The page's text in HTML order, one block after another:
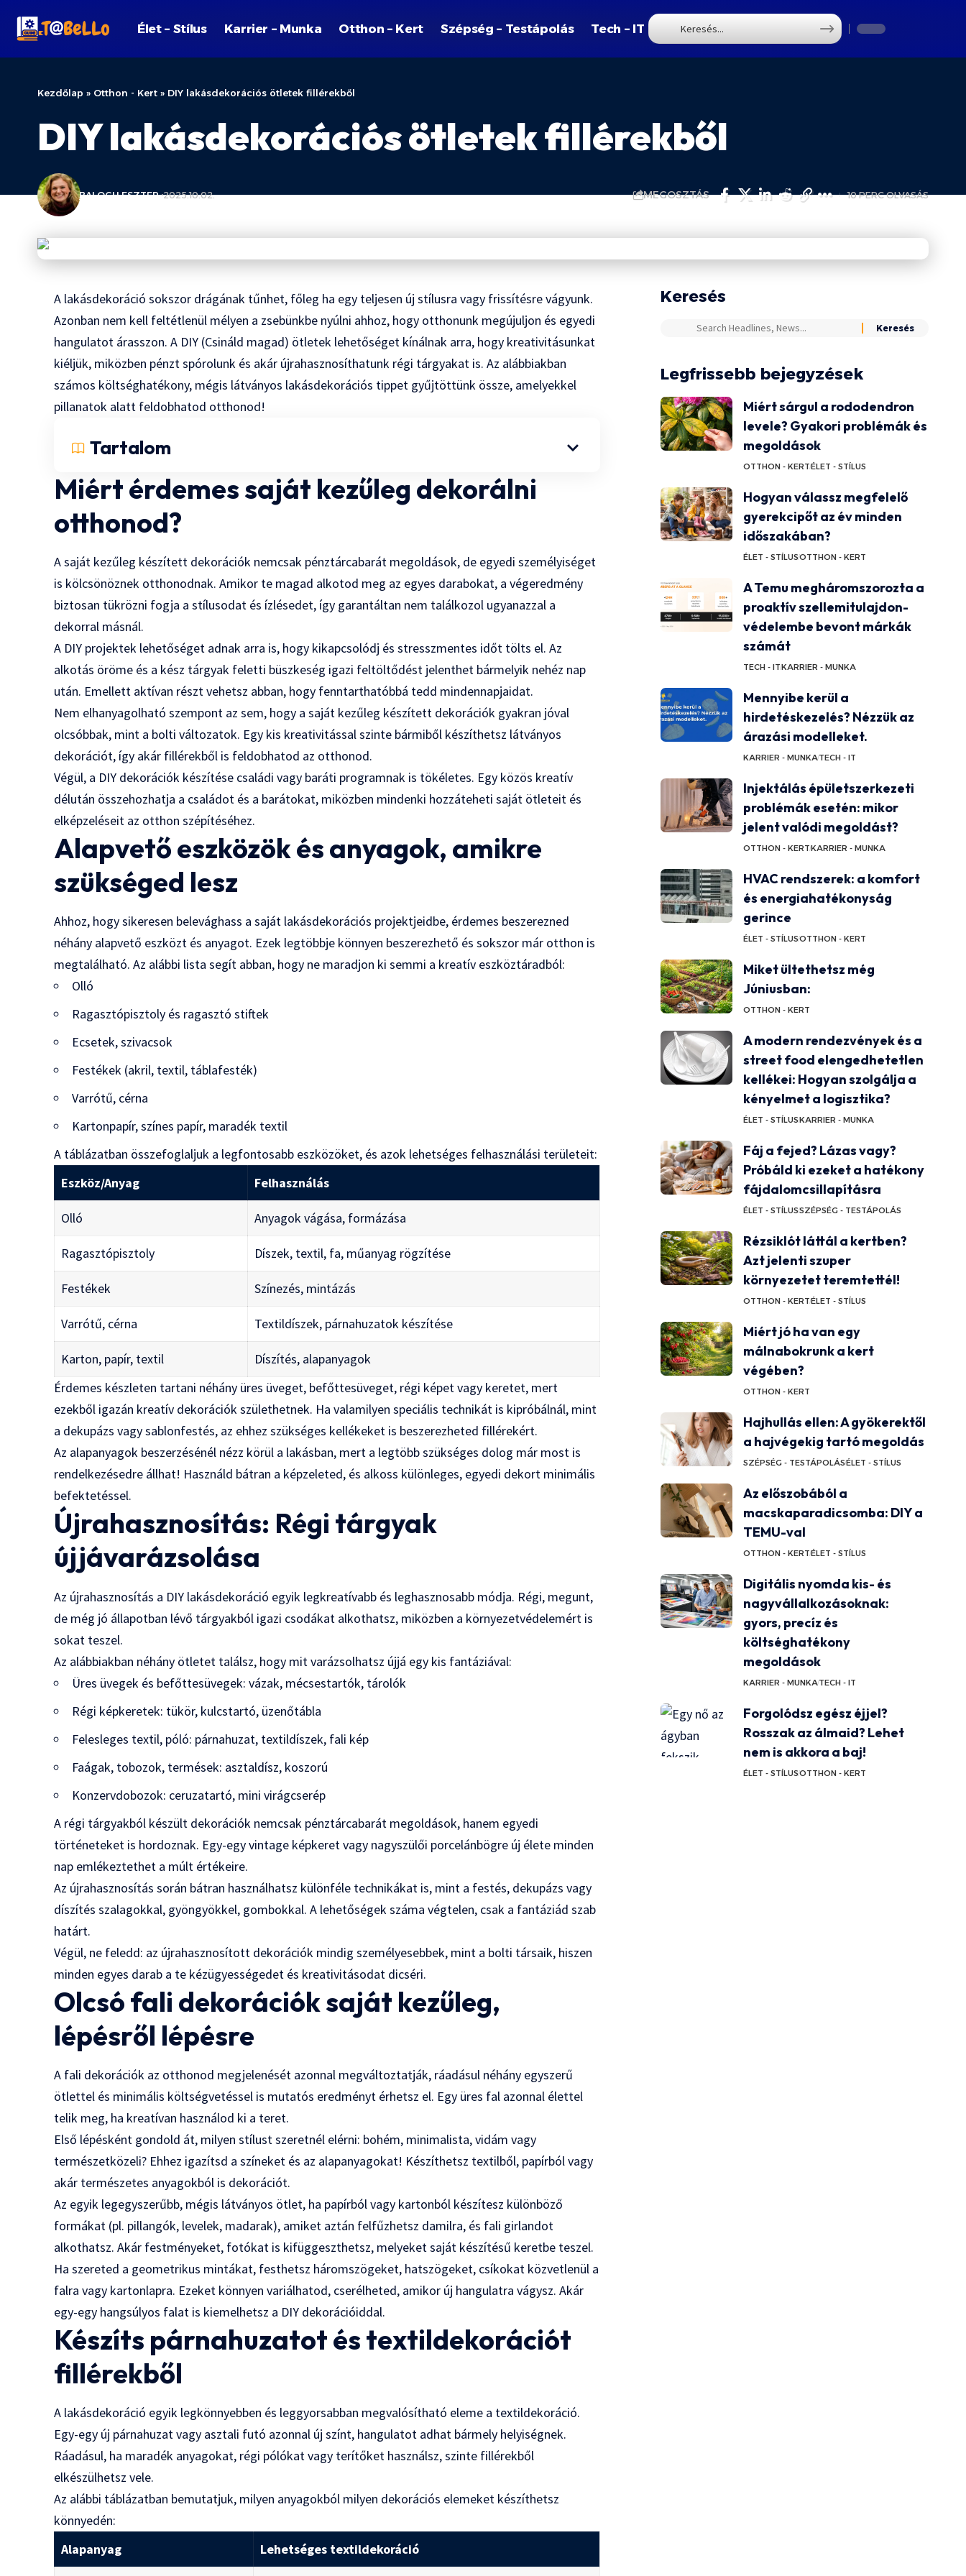
Élet – Stílus Karrier – Munka Otthon – Kert Szépség – Testápolás Tech – IT
Kezdőlap » Otthon - Kert » DIY lakásdekorációs ötletek fillérekből
DIY lakásdekorációs ötletek fillérekből
BALOGH ESZTER 2025.10.02. MEGOSZTÁS 10 PERC OLVASÁS
A lakásdekoráció sokszor drágának tűnhet, főleg ha egy teljesen új stílusra vagy frissítésre vágyunk.
Azonban nem kell feltétlenül mélyen a zsebünkbe nyúlni ahhoz, hogy otthonunk megújuljon és egyedi
hangulatot árasszon. A DIY (Csináld magad) ötletek lehetőséget kínálnak arra, hogy kreativitásunkat
kiéljük, miközben pénzt spórolunk és akár újrahasznosíthatunk régi tárgyakat is. Az alábbiakban
számos költséghatékony, mégis látványos lakásdekorációs tippet gyűjtöttünk össze, amelyekkel
pillanatok alatt feldobhatod otthonod!
Tartalom
Miért érdemes saját kezűleg dekorálni
otthonod?
A saját kezűleg készített dekorációk nemcsak pénztárcabarát megoldások, de egyedi személyiséget
is kölcsönöznek otthonodnak. Amikor te magad alkotod meg az egyes darabokat, a végeredmény
biztosan tükrözni fogja a stílusodat és ízlésedet, így garantáltan nem találkozol ugyanazzal a
dekorral másnál.
A DIY projektek lehetőséget adnak arra is, hogy kikapcsolódj és stresszmentes időt tölts el. Az
alkotás öröme és a kész tárgyak feletti büszkeség igazi feltöltődést jelenthet bármelyik nehéz nap
után. Emellett aktívan részt vehetsz abban, hogy fenntarthatóbbá tedd mindennapjaidat.
Nem elhanyagolható szempont az sem, hogy a saját kezűleg készített dekorációk gyakran jóval
olcsóbbak, mint a bolti változatok. Egy kis kreativitással szinte bármiből készíthetsz látványos
dekorációt, így akár fillérekből is feldobhatod az otthonod.
Végül, a DIY dekorációk készítése családi vagy baráti programnak is tökéletes. Egy közös kreatív
délután összehozhatja a családot és a barátokat, miközben mindenki hozzáteheti saját ötleteit és
elképzeléseit az otthon szépítéséhez.
Alapvető eszközök és anyagok, amikre
szükséged lesz
Ahhoz, hogy sikeresen belevághass a saját lakásdekorációs projektjeidbe, érdemes beszerezned
néhány alapvető eszközt és anyagot. Ezek legtöbbje könnyen beszerezhető és sokszor már otthon is
megtalálható. Az alábbi lista segít abban, hogy ne maradjon ki semmi a kreatív eszköztáradból:
Olló
Ragasztópisztoly és ragasztó stiftek
Ecsetek, szivacsok
Festékek (akril, textil, táblafesték)
Varrótű, cérna
Kartonpapír, színes papír, maradék textil
A táblázatban összefoglaljuk a legfontosabb eszközöket, és azok lehetséges felhasználási területeit:
Eszköz/Anyag
Felhasználás
Olló Anyagok vágása, formázása
Ragasztópisztoly Díszek, textil, fa, műanyag rögzítése
Festékek Színezés, mintázás
Varrótű, cérna Textildíszek, párnahuzatok készítése
Karton, papír, textil
Díszítés, alapanyagok
Érdemes készleten tartani néhány üres üveget, befőttesüveget, régi képet vagy keretet, mert
ezekből igazán kreatív dekorációk születhetnek. Ha valamilyen speciális technikát is kipróbálnál, mint
a dekupázs vagy sablonfestés, az ehhez szükséges kellékeket is beszerezheted fillérekért.
Az alapanyagok beszerzésénél nézz körül a lakásban, mert a legtöbb szükséges dolog már most is
rendelkezésedre állhat! Használd bátran a képzeleted, és alkoss különleges, egyedi dekort minimális
befektetéssel.
Újrahasznosítás: Régi tárgyak
újjávarázsolása
Az újrahasznosítás a DIY lakásdekoráció egyik legkreatívabb és leghasznosabb módja. Régi, megunt,
de még jó állapotban lévő tárgyakból igazi csodákat alkothatsz, miközben a környezetvédelemért is
sokat teszel.
Az alábbiakban néhány ötletet találsz, hogy mit varázsolhatsz újjá egy kis fantáziával:
Üres üvegek és befőttesüvegek: vázak, mécsestartók, tárolók
Régi képkeretek: tükör, kulcstartó, üzenőtábla
Felesleges textil, póló: párnahuzat, textildíszek, fali kép
Faágak, tobozok, termések: asztaldísz, koszorú
Konzervdobozok: ceruzatartó, mini virágcserép
A régi tárgyakból készült dekorációk nemcsak pénztárcabarát megoldások, hanem egyedi
történeteket is hordoznak. Egy-egy vintage képkeret vagy nagyszülői porcelánbögre új élete minden
nap emlékeztethet a múlt értékeire.
Az újrahasznosítás során bátran használhatsz különféle technikákat is, mint a festés, dekupázs vagy
díszítés szalagokkal, gyöngyökkel, gombokkal. A lehetőségek száma végtelen, csak a fantáziád szab
határt.
Végül, ne feledd: az újrahasznosított dekorációk mindig személyesebbek, mint a bolti társaik, hiszen
minden egyes darab a te kézügyességedet és kreativitásodat dicséri.
Olcsó fali dekorációk saját kezűleg,
lépésről lépésre
A fali dekorációk az otthonod megjelenését azonnal megváltoztatják, ráadásul néhány egyszerű
ötlettel és minimális költségvetéssel is mutatós eredményt érhetsz el. Egy üres fal azonnal élettel
telik meg, ha kreatívan használod ki a teret.
Első lépésként gondold át, milyen stílust szeretnél elérni: bohém, minimalista, vidám vagy
természetközeli? Ehhez igazítsd a színeket és az alapanyagokat! Készíthetsz textilből, papírból vagy
akár természetes anyagokból is dekorációt.
Az egyik legegyszerűbb, mégis látványos ötlet, ha papírból vagy kartonból készítesz különböző
formákat (pl. pillangók, levelek, madarak), amiket aztán felfűzhetsz damilra, és fali girlandot
alkothatsz. Akár festményeket, fotókat is kifüggeszthetsz, melyeket saját készítésű keretbe teszel.
Ha szereted a geometrikus mintákat, festhetsz háromszögeket, hatszögeket, csíkokat közvetlenül a
falra vagy kartonlapra. Ezeket könnyen variálhatod, cserélheted, amikor új hangulatra vágysz. Akár
egy-egy hangsúlyos falat is kiemelhetsz a DIY dekorációiddal.
Készíts párnahuzatot és textildekorációt
fillérekből
A lakásdekoráció egyik legkönnyebben és leggyorsabban megvalósítható eleme a textildekoráció.
Egy-egy új párnahuzat vagy asztali futó azonnal új színt, hangulatot adhat bármely helyiségnek.
Ráadásul, ha maradék anyagokat, régi pólókat vagy terítőket használsz, szinte fillérekből
elkészülhetsz vele.
Az alábbi táblázatban bemutatjuk, milyen anyagokból milyen dekorációs elemeket készíthetsz
könnyedén:
Alapanyag
Lehetséges textildekoráció
Keresés
Legfrissebb bejegyzések
Miért sárgul a rododendron
levele? Gyakori problémák és
megoldások
OTTHON - KERTÉLET - STÍLUS
Hogyan válassz megfelelő
gyerekcipőt az év minden
időszakában?
ÉLET - STÍLUSOTTHON - KERT
A Temu megháromszorozta a
proaktív szellemitulajdon-
védelembe bevont márkák
számát
TECH - ITKARRIER - MUNKA
Mennyibe kerül a
hirdetéskezelés? Nézzük az
árazási modelleket.
KARRIER - MUNKATECH - IT
Injektálás épületszerkezeti
problémák esetén: mikor
jelent valódi megoldást?
OTTHON - KERTKARRIER - MUNKA
HVAC rendszerek: a komfort
és energiahatékonyság
gerince
ÉLET - STÍLUSOTTHON - KERT
Miket ültethetsz még
Júniusban:
OTTHON - KERT
A modern rendezvények és a
street food elengedhetetlen
kellékei: Hogyan szolgálja a
kényelmet a logisztika?
ÉLET - STÍLUSKARRIER - MUNKA
Fáj a fejed? Lázas vagy?
Próbáld ki ezeket a hatékony
fájdalomcsillapításra
ÉLET - STÍLUSSZÉPSÉG - TESTÁPOLÁS
Rézsiklót láttál a kertben?
Azt jelenti szuper
környezetet teremtettél!
OTTHON - KERTÉLET - STÍLUS
Miért jó ha van egy
málnabokrunk a kert
végében?
OTTHON - KERT
Hajhullás ellen: A gyökerektől
a hajvégekig tartó megoldás
SZÉPSÉG - TESTÁPOLÁSÉLET - STÍLUS
Az előszobából a
macskaparadicsomba: DIY a
TEMU-val
OTTHON - KERTÉLET - STÍLUS
Digitális nyomda kis- és
nagyvállalkozásoknak:
gyors, precíz és
költséghatékony
megoldások
KARRIER - MUNKATECH - IT
Forgolódsz egész éjjel?
Rosszak az álmaid? Lehet
nem is akkora a baj!
ÉLET - STÍLUSOTTHON - KERT